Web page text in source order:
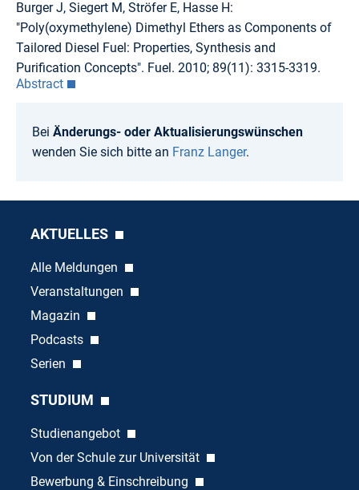
Burger J, Siegert M, Ströfer E, Hasse H:
"Poly(oxymethylene) Dimethyl Ethers as Components of
Tailored Diesel Fuel: Properties, Synthesis and
Purification Concepts". Fuel. 2010; 89(11): 3315-3319.
Abstract
Bei Änderungs- oder Aktualisierungswünschen
wenden Sie sich bitte an Franz Langer.
AKTUELLES
Alle Meldungen
Veranstaltungen
Magazin
Podcasts
Serien
STUDIUM
Studienangebot
Von der Schule zur Universität
Bewerbung & Einschreibung